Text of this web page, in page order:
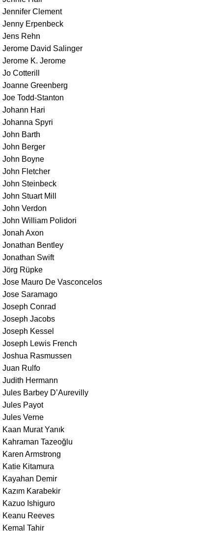
Jennifer Clement
Jenny Erpenbeck
Jens Rehn
Jerome David Salinger
Jerome K. Jerome
Jo Cotterill
Joanne Greenberg
Joe Todd-Stanton
Johann Hari
Johanna Spyri
John Barth
John Berger
John Boyne
John Fletcher
John Steinbeck
John Stuart Mill
John Verdon
John William Polidori
Jonah Axon
Jonathan Bentley
Jonathan Swift
Jörg Rüpke
Jose Mauro De Vasconcelos
Jose Saramago
Joseph Conrad
Joseph Jacobs
Joseph Kessel
Joseph Lewis French
Joshua Rasmussen
Juan Rulfo
Judith Hermann
Jules Barbey D’Aurevilly
Jules Payot
Jules Verne
Kaan Murat Yanık
Kahraman Tazeoğlu
Karen Armstrong
Katie Kitamura
Kayahan Demir
Kazım Karabekir
Kazuo Ishiguro
Keanu Reeves
Kemal Tahir